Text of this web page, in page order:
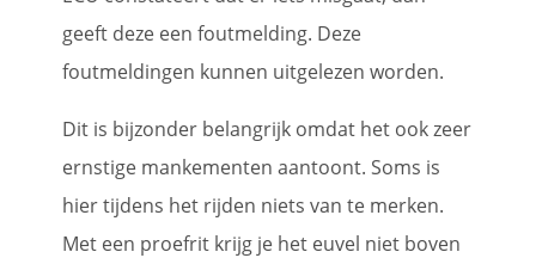
geeft deze een foutmelding. Deze
foutmeldingen kunnen uitgelezen worden.
Dit is bijzonder belangrijk omdat het ook zeer
ernstige mankementen aantoont. Soms is
hier tijdens het rijden niets van te merken.
Met een proefrit krijg je het euvel niet boven